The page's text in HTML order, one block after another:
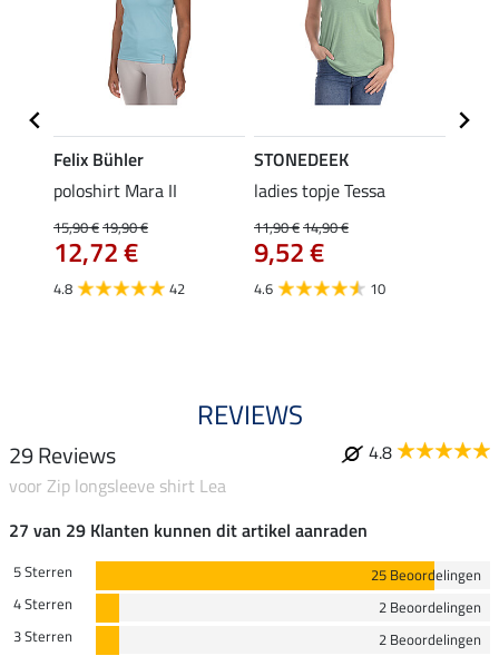
Felix Bühler
poloshirt Mara II
15,90 €19,90 €
12,72 €
4.8 42
STONEDEEK
ladies topje Tessa
11,90 €14,90 €
9,52 €
4.6 10
REVIEWS
29 Reviews
4.8
voor Zip longsleeve shirt Lea
27 van 29 Klanten kunnen dit artikel aanraden
5 Sterren
25 Beoordelingen
4 Sterren
2 Beoordelingen
3 Sterren
2 Beoordelingen